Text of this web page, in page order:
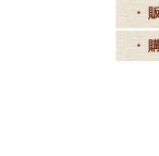
・
・